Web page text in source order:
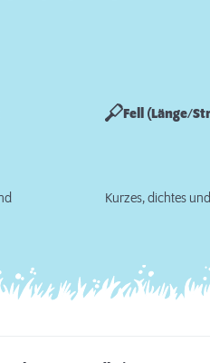
Fell (Länge/
Kurzes, dichtes und